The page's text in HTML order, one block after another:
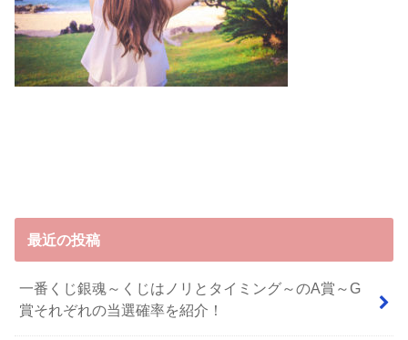
最近の投稿
一番くじ銀魂～くじはノリとタイミング～のA賞～G
賞それぞれの当選確率を紹介！